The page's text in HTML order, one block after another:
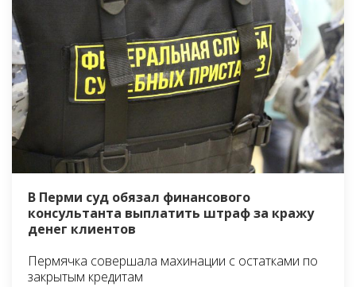
В Перми суд обязал финансового
консультанта выплатить штраф за кражу
денег клиентов
Пермячка совершала махинации с остатками по
закрытым кредитам